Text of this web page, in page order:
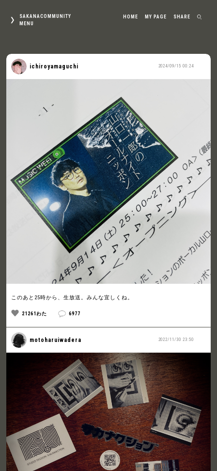
SAKANACOMMUNITY
MENU
HOME MY PAGE SHARE
2024/09/15 00:24
ichiroyamaguchi
このあと25時から、生放送。みんな宜しくね。
21261わた 6977
2022/11/30 23:50
motoharuiwadera